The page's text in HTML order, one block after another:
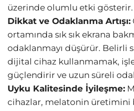
üzerinde olumlu etki gösterir.
Dikkat ve Odaklanma Artışı:
ortamında sık sık ekrana
odaklanmayı düşürür. Belirli
dijital cihaz kullanmamak,
güçlendirir ve uzun süreli
Uyku Kalitesinde İyileşme:
cihazlar, melatonin üretimini